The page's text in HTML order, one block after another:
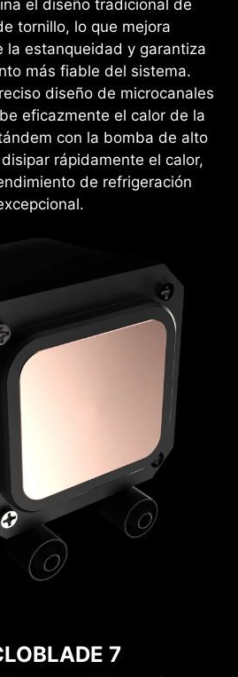
el diseño tradicional de
tornillo, lo que mejora
la estanqueidad y garantiza
más fiable del sistema.
diseño de microcanales
eficazmente el calor de la
con la bomba de alto
rápidamente el calor,
de refrigeración
7